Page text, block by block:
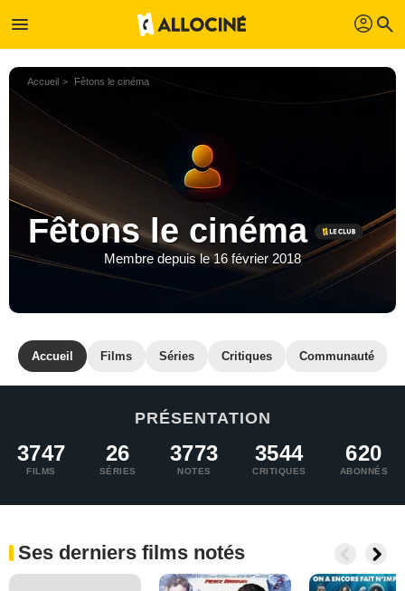
menu profil search
Accueil Fêtons le cinéma
Fêtons le cinéma
Membre depuis le 16 février 2018
Accueil Films Séries Critiques Communauté
PRÉSENTATION
3747
FILMS
26
SÉRIES
3773
NOTES
3544
CRITIQUES
620
ABONNÉS
Ses derniers films notés